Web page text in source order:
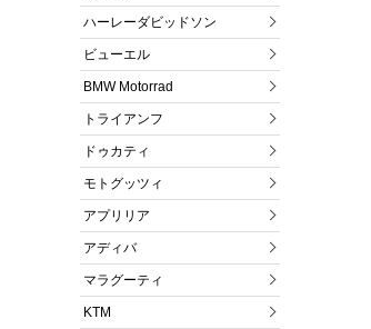
ハーレーダビッドソン
ビューエル
BMW Motorrad
トライアンフ
ドゥカティ
モトグッツィ
アプリリア
アディバ
マラグーティ
KTM